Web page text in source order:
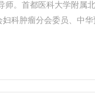
。首都医科大学附属
科肿瘤分会委员、中